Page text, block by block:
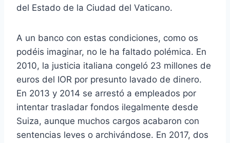
del Estado de la Ciudad del Vaticano.
A un banco con estas condiciones, como os
podéis imaginar, no le ha faltado polémica. En
2010, la justicia italiana congeló 23 millones de
euros del IOR por presunto lavado de dinero.
En 2013 y 2014 se arrestó a empleados por
intentar trasladar fondos ilegalmente desde
Suiza, aunque muchos cargos acabaron con
sentencias leves o archivándose. En 2017, dos